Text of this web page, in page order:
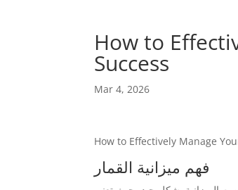
How to
Success
Mar 4, 2026
How to Effectively Manage
فهم ميزانية القمار